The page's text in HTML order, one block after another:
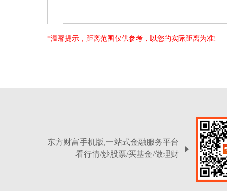
*温馨提示，距离范围仅供参考，以您的实际距离为准!
东方财富手机版,一站式金融服务平台
看行情/炒股票/买基金/做理财